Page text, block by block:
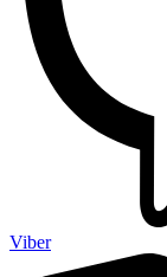
Viber